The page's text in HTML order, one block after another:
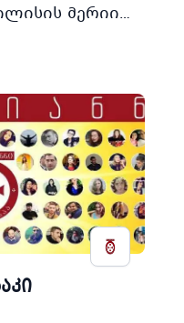
მერიის
კონკურს